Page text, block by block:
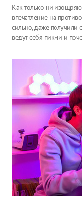
Как только ни
впечатление на
сильно, даже получили
ведут себя пикми и